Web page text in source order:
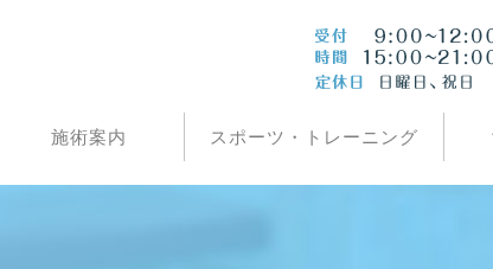
施術案内 スポーツ・トレーニング